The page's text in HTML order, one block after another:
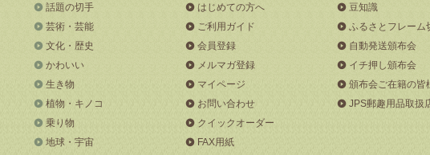
話題の切手
芸術・芸能
文化・歴史
かわいい
生き物
植物・キノコ
乗り物
地球・宇宙
はじめての方へ
ご利用ガイド
会員登録
メルマガ登録
マイページ
お問い合わせ
クイックオーダー
FAX用紙
豆知識
ふるさとフレーム
自動発送頒布会
イチ押し頒布会
頒布会ご在籍の皆
JPS郵趣用品取扱